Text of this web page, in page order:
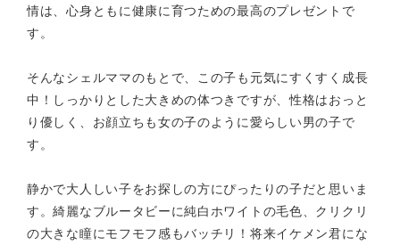
情は、心身ともに健康に育つための最高のプレゼントで
す。
そんなシェルママのもとで、この子も元気にすくすく成長
中！しっかりとした大きめの体つきですが、性格はおっと
り優しく、お顔立ちも女の子のように愛らしい男の子で
す。
静かで大人しい子をお探しの方にぴったりの子だと思いま
す。綺麗なブルータビーに純白ホワイトの毛色、クリクリ
の大きな瞳にモフモフ感もバッチリ！将来イケメン君にな